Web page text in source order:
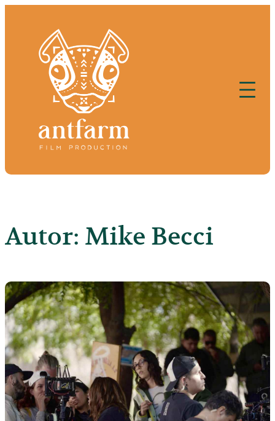
contenido
Autor: Mike Becci